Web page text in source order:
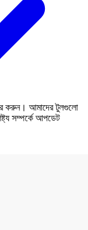
করুন। আমাদের টুলগুলো
সম্পর্কে আপডেট